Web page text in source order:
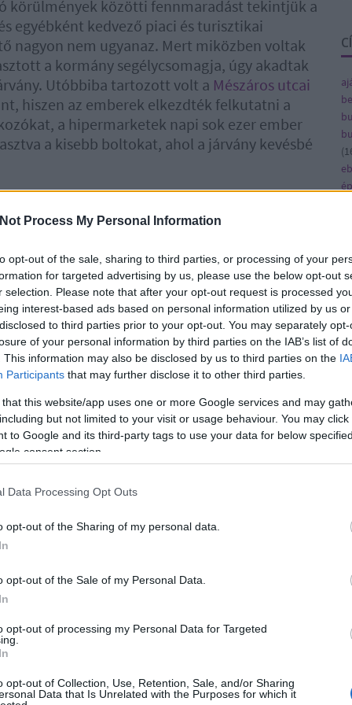
Process My Personal Information
opt-out of the sale, sharing to third parties, or processing of your
for targeted advertising by us, please use the below opt-out
selection. Please note that after your opt-out request is processed
interest-based ads based on personal information utilized by us
to third parties prior to your opt-out. You may separately
of your personal information by third parties on the IAB’s list of
This information may also be disclosed by us to third parties on the
Participants that may further disclose it to other third parties.
that this website/app uses one or more Google services and may
but not limited to your visit or usage behaviour. You may
to Google and its third-party tags to use your data for below
consent section.
Data Processing Opt Outs
opt-out of the Sharing of my personal data.
opt-out of the Sale of my Personal Data.
opt-out of processing my Personal Data for Targeted
opt-out of Collection, Use, Retention, Sale, and/or Sharing
Data that Is Unrelated with the Purposes for which it
körülmények közötti fennmaradást tekintjük a
egyébként kedvező piaci és turisztikai
nagyon nem ugyanaz. Mert miközben voltak
a kormány segélycsomagja, úgy akadtak
Utóbbiba tartozott volt a Mészáros utcai
hiszen az emberek elkezdték felkutatni a
a hipermarketek napi sok ezer ember
a kisebb boltokat, ahol a járvány kevésbé
együtt pedig az emberek arra is rájöttek,
az árura, a minőségre, meg lehet vele
és egy emberi kapcsolat kezd kialakulni
ennek egyébként lennie is kellene.
között
doboz ugyanis
miatti bezártságot, hiszen néhány éve
természethez, és innen látogattam
a kapcsolatunknak -, és ez a kettősség, a
hozott egyensúlyba. Az itteni legközelebbi
- egyébként korábban is kedveltem, mert a
különleges egy főút menti vendéglőhöz
miért van ez. Az étterem lelke Marcsi, a hely
két segédszakáccsal lenyomni egy telt
szigorúan tartva a maga által felállított
hely, a fogások nem különlegesek, csak
szinte hibátlanok.
(
(
25